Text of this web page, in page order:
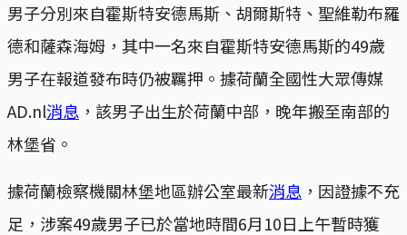
男子分別來自霍斯特安德馬斯、胡爾斯特、聖維勒布羅
德和薩森海姆，其中一名來自霍斯特安德馬斯的49歲
男子在報道發布時仍被羈押。據荷蘭全國性大眾傳媒
AD.nl消息 ，該男子出生於荷蘭中部，晚年搬至南部的
林堡省。
據荷蘭檢察機關林堡地區辦公室最新消息 ，因證據不充
足，涉案49歲男子已於當地時間6月10日上午暫時獲